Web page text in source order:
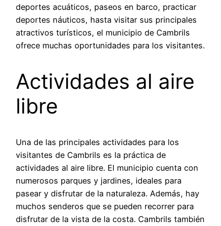
deportes acuáticos, paseos en barco, practicar
deportes náuticos, hasta visitar sus principales
atractivos turísticos, el municipio de Cambrils
ofrece muchas oportunidades para los visitantes.
Actividades al aire
libre
Una de las principales actividades para los
visitantes de Cambrils es la práctica de
actividades al aire libre. El municipio cuenta con
numerosos parques y jardines, ideales para
pasear y disfrutar de la naturaleza. Además, hay
muchos senderos que se pueden recorrer para
disfrutar de la vista de la costa. Cambrils también